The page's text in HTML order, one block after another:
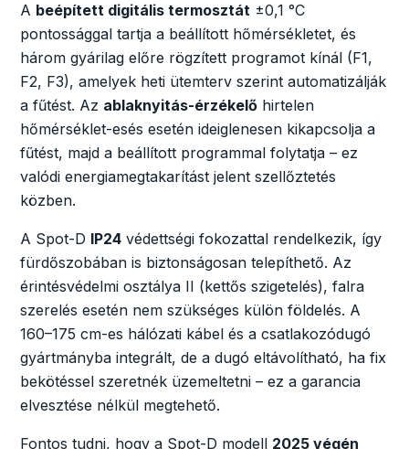
A beépített digitális termosztát ±0,1 °C
pontossággal tartja a beállított hőmérsékletet, és
három gyárilag előre rögzített programot kínál (F1,
F2, F3), amelyek heti ütemterv szerint automatizálják
a fűtést. Az ablaknyitás-érzékelő hirtelen
hőmérséklet-esés esetén ideiglenesen kikapcsolja a
fűtést, majd a beállított programmal folytatja – ez
valódi energiamegtakarítást jelent szellőztetés
közben.
A Spot-D IP24 védettségi fokozattal rendelkezik, így
fürdőszobában is biztonságosan telepíthető. Az
érintésvédelmi osztálya II (kettős szigetelés), falra
szerelés esetén nem szükséges külön földelés. A
160–175 cm-es hálózati kábel és a csatlakozódugó
gyártmányba integrált, de a dugó eltávolítható, ha fix
bekötéssel szeretnék üzemeltetni – ez a garancia
elvesztése nélkül megtehető.
Fontos tudni, hogy a Spot-D modell 2025 végén